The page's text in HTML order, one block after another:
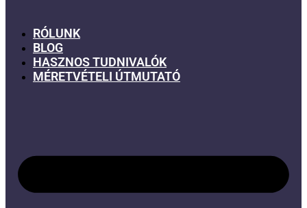
RÓLUNK
BLOG
HASZNOS TUDNIVALÓK
MÉRETVÉTELI ÚTMUTATÓ